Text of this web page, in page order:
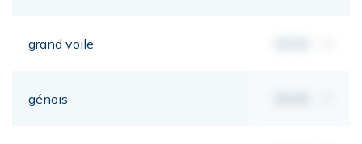
grand voile
génois